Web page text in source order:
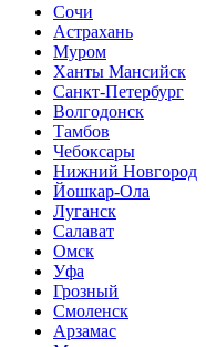
Сочи
Астрахань
Муром
Ханты Мансийск
Санкт-Петербург
Волгодонск
Тамбов
Чебоксары
Нижний Новгород
Йошкар-Ола
Луганск
Салават
Омск
Уфа
Грозный
Смоленск
Арзамас